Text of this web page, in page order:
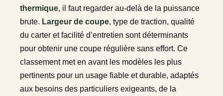
thermique, il faut regarder au-delà de la puissance
brute. Largeur de coupe, type de traction, qualité
du carter et facilité d’entretien sont déterminants
pour obtenir une coupe régulière sans effort. Ce
classement met en avant les modèles les plus
pertinents pour un usage fiable et durable, adaptés
aux besoins des particuliers exigeants, de la